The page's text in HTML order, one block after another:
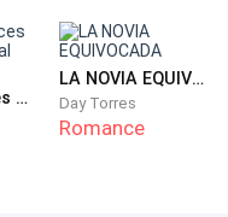
Nunca conoces a quien tienes al lado
LA NOVIA EQUIVOCADA
Day Torres
Romance